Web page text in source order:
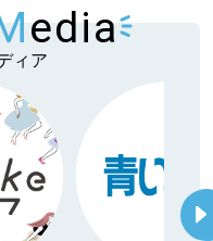
edia
ィア